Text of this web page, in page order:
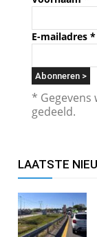
E-mailadres *
*
gedeeld.
LAATSTE